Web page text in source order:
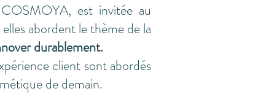
est invitée au
abordent le thème de la
durablement.
client sont abordés
de demain.